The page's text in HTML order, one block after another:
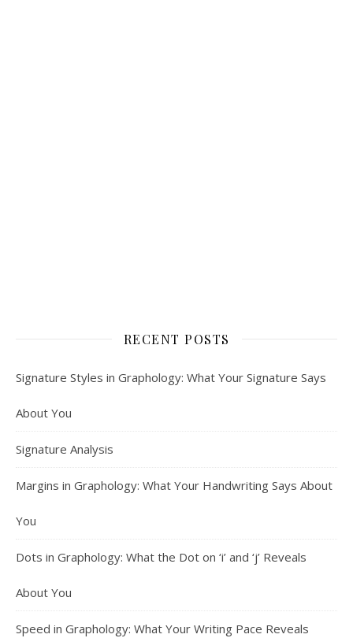
RECENT POSTS
Signature Styles in Graphology: What Your Signature Says
About You
Signature Analysis
Margins in Graphology: What Your Handwriting Says About
You
Dots in Graphology: What the Dot on ‘i’ and ‘j’ Reveals
About You
Speed in Graphology: What Your Writing Pace Reveals